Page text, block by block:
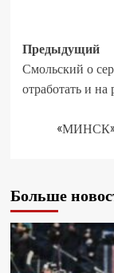
Предыдущий
Смольский о
отработать и
«МИНСК»
Больше